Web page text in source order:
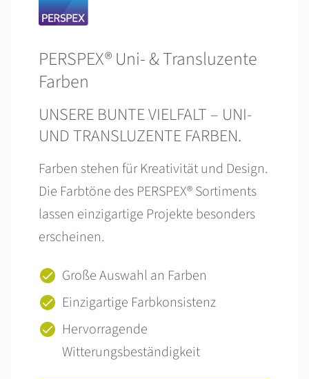
PERSPEX® Uni- & Transluzente
Farben
UNSERE BUNTE VIELFALT – UNI-
UND TRANSLUZENTE FARBEN.
Farben stehen für Kreativität und Design.
Die Farbtöne des PERSPEX® Sortiments
lassen einzigartige Projekte besonders
erscheinen.
Große Auswahl an Farben
Einzigartige Farbkonsistenz
Hervorragende
Witterungsbeständigkeit